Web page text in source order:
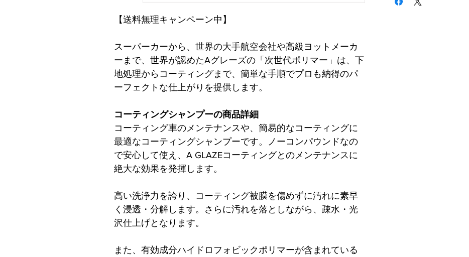
【送料無理キャンペーン中】
スーパーカーから、世界の大手航空会社や高級ヨットメーカ
ーまで、世界が認めたAグレーズの「次世代ポリマー」は、下
地処理からコーティングまで、簡単な手順でプロも納得のパ
ーフェクトな仕上がりを提供します。
コーティングシャンプーの商品詳細
コーティング車のメンテナンスや、簡易的なコーティングに
最適なコーティングシャンプーです。ノーコンパウンドなの
で安心して使え、A GLAZEコーティングとのメンテナンスに
絶大な効果を発揮します。
高い洗浄力を誇り、コーティング被膜を傷めずに汚れに素早
く浸透・分解します。さらに汚れを落としながら、疎水・光
沢仕上げとなります。
また、有効成分ハイドロフォビックポリマーが含まれている